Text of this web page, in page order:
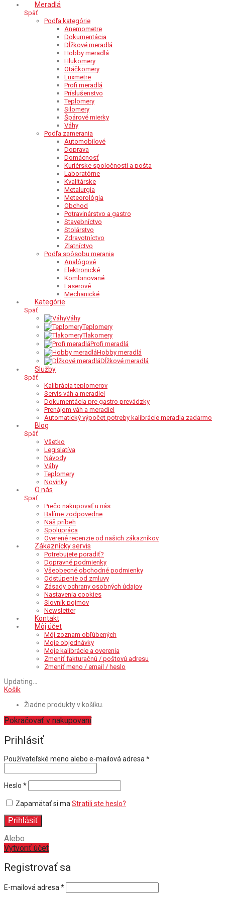
Meradlá
Späť
Podľa kategórie
Anemometre
Dokumentácia
Dĺžkové meradlá
Hobby meradlá
Hlukomery
Otáčkomery
Luxmetre
Profi meradlá
Príslušenstvo
Teplomery
Silomery
Špárové mierky
Váhy
Podľa zamerania
Automobilové
Doprava
Domácnosť
Kuriérske spoločnosti a pošta
Laboratórne
Kvalitárske
Metalurgia
Meteorológia
Obchod
Potravinárstvo a gastro
Stavebníctvo
Stolárstvo
Zdravotníctvo
Zlatníctvo
Podľa spôsobu merania
Analógové
Elektronické
Kombinované
Laserové
Mechanické
Kategórie
Späť
Váhy
Teplomery
Tlakomery
Profi meradlá
Hobby meradlá
Dĺžkové meradlá
Služby
Späť
Kalibrácia teplomerov
Servis váh a meradiel
Dokumentácia pre gastro prevádzky
Prenájom váh a meradiel
Automatický výpočet potreby kalibrácie meradla zadarmo
Blog
Späť
Všetko
Legislatíva
Návody
Váhy
Teplomery
Novinky
O nás
Späť
Prečo nakupovať u nás
Balíme zodpovedne
Náš príbeh
Spolupráca
Overené recenzie od našich zákazníkov
Zákaznícky servis
Potrebujete poradiť?
Dopravné podmienky
Všeobecné obchodné podmienky
Odstúpenie od zmluvy
Zásady ochrany osobných údajov
Nastavenia cookies
Slovník pojmov
Newsletter
Kontakt
Môj účet
Môj zoznam obľúbených
Moje objednávky
Moje kalibrácie a overenia
Zmeniť fakturačnú / poštovú adresu
Zmeniť meno / email / heslo
Updating…
Košík
Žiadne produkty v košíku.
Pokračovať v nakupovaní
Prihlásiť
Používateľské meno alebo e-mailová adresa *Povinné
Heslo *Povinné
Zapamätať si ma Stratili ste heslo?
Prihlásiť
Alebo
Vytvoriť účet
Registrovať sa
E-mailová adresa *